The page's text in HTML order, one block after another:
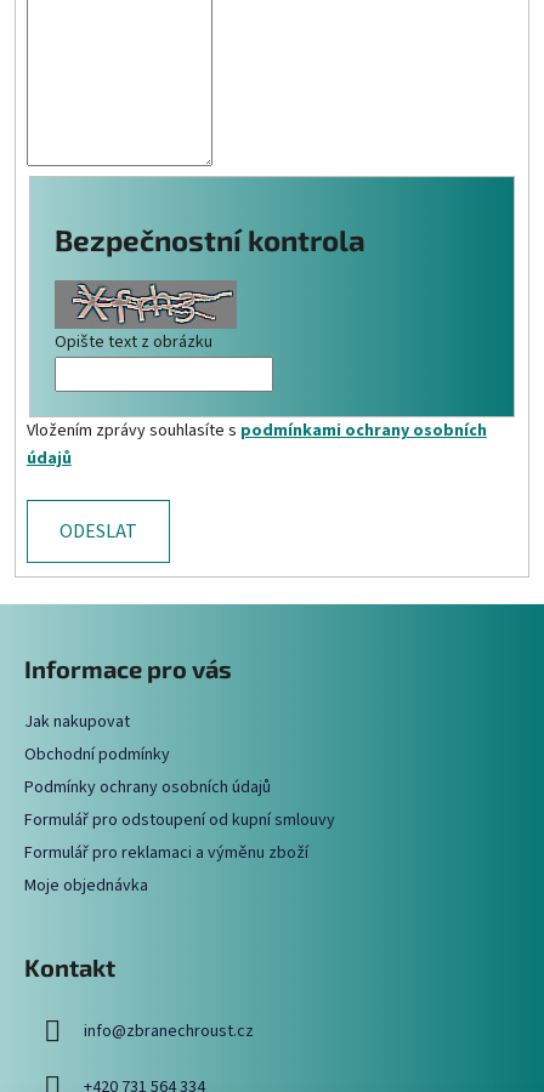
Bezpečnostní kontrola
Opište text z obrázku
Vložením zprávy souhlasíte s podmínkami ochrany osobních
údajů
ODESLAT
Informace pro vás
Jak nakupovat
Obchodní podmínky
Podmínky ochrany osobních údajů
Formulář pro odstoupení od kupní smlouvy
Formulář pro reklamaci a výměnu zboží
Moje objednávka
Kontakt
info@zbranechroust.cz